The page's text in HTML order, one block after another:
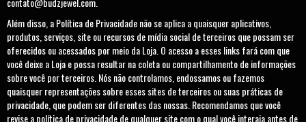
Além disso, a Política de Privacidade não se aplica a quaisquer aplicativos,
produtos, serviços, site ou recursos de mídia social de terceiros que possam ser
oferecidos ou acessados por meio da Loja. O acesso a esses links fará com que
você deixe a Loja e possa resultar na coleta ou compartilhamento de informações
sobre você por terceiros. Nós não controlamos, endossamos ou fazemos
quaisquer representações sobre esses sites de terceiros ou suas práticas de
privacidade, que podem ser diferentes das nossas. Recomendamos que você
revise a política de privacidade de qualquer site com o qual você interaja antes de